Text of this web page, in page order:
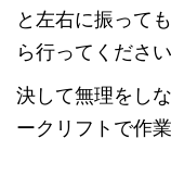
と左右に振って
ら行ってください
決して無理をし
ークリフトで作